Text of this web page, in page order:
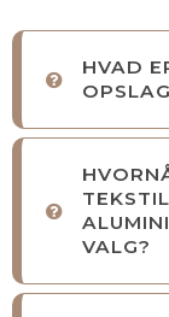
HVAD
VALG?